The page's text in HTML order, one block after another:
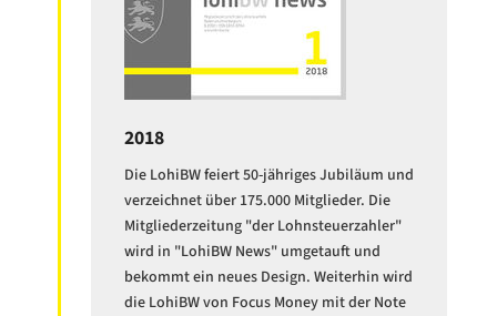
2018
Die LohiBW feiert 50-jähriges Jubiläum und
verzeichnet über 175.000 Mitglieder. Die
Mitgliederzeitung "der Lohnsteuerzahler"
wird in "LohiBW News" umgetauft und
bekommt ein neues Design. Weiterhin wird
die LohiBW von Focus Money mit der Note